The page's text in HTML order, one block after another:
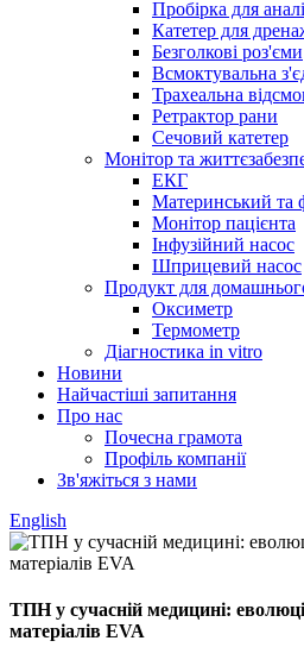
Пробірка для
Катетер для
Безголкові роз'єми
Всмоктувальна
Трахеальна
Ретрактор рани
Сечовий катетер
Монітор та
ЕКГ
Материнський та
Монітор пацієнта
Інфузійний насос
Шприцевий насос
Продукт для
Оксиметр
Термометр
Діагностика in vitro
Новини
Найчастіші запитання
Про нас
Почесна грамота
Профіль компанії
Зв'яжіться з нами
English
ТПН у сучасній медицині:
матеріалів EVA